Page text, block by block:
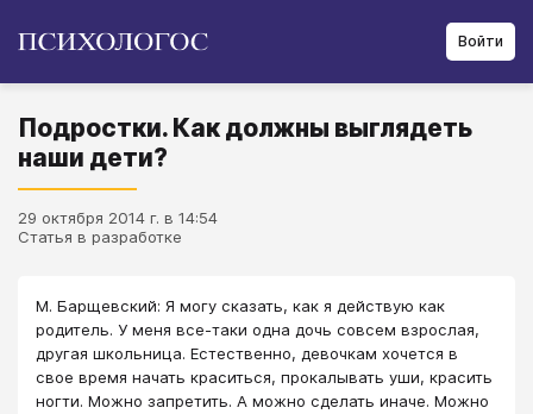
Войти
Подростки. Как должны выглядеть
наши дети?
29 октября 2014 г. в 14:54
Статья в разработке
М. Барщевский: Я могу сказать, как я действую как
родитель. У меня все-таки одна дочь совсем взрослая,
другая школьница. Естественно, девочкам хочется в
свое время начать краситься, прокалывать уши, красить
ногти. Можно запретить. А можно сделать иначе. Можно